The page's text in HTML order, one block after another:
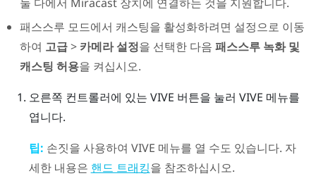
패스스루 모드에서 캐스팅을 활성화하려면 설정으로 이동
하여 고급> 카메라 설정을 선택한 다음 패스스루 녹화 및
캐스팅 허용을 켜십시오.
오른쪽 컨트롤러에 있는 VIVE 버튼을 눌러 VIVE 메뉴를
엽니다.
팁: 손짓을 사용하여 VIVE 메뉴를 열 수도 있습니다. 자
세한 내용은 핸드 트래킹을 참조하십시오.